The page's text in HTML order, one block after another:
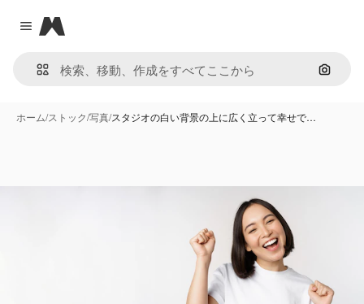
Close menu
Magnific
画像で
ホーム/ストック/写真/スタジオの白い背景の上に広く立って幸せで…